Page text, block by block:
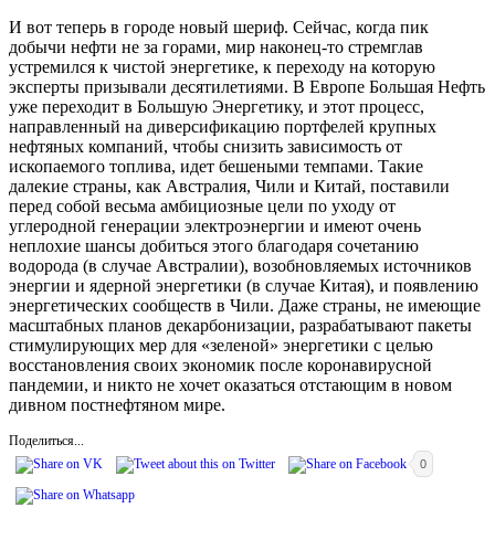
И вот теперь в городе новый шериф. Сейчас, когда пик
добычи нефти не за горами, мир наконец-то стремглав
устремился к чистой энергетике, к переходу на которую
эксперты призывали десятилетиями. В Европе Большая Нефть
уже переходит в Большую Энергетику, и этот процесс,
направленный на диверсификацию портфелей крупных
нефтяных компаний, чтобы снизить зависимость от
ископаемого топлива, идет бешеными темпами. Такие
далекие страны, как Австралия, Чили и Китай, поставили
перед собой весьма амбициозные цели по уходу от
углеродной генерации электроэнергии и имеют очень
неплохие шансы добиться этого благодаря сочетанию
водорода (в случае Австралии), возобновляемых источников
энергии и ядерной энергетики (в случае Китая), и появлению
энергетических сообществ в Чили. Даже страны, не имеющие
масштабных планов декарбонизации, разрабатывают пакеты
стимулирующих мер для «зеленой» энергетики с целью
восстановления своих экономик после коронавирусной
пандемии, и никто не хочет оказаться отстающим в новом
дивном постнефтяном мире.
Поделиться...
0